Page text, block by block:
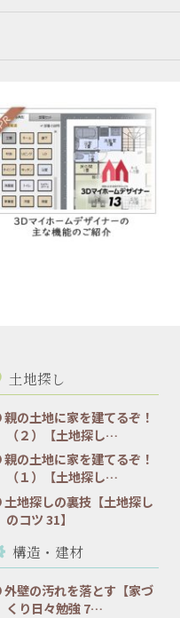
土地探し
親の土地に家を建てるぞ！
（２）【土地探し…
親の土地に家を建てるぞ！
（１）【土地探し…
土地探しの裏技【土地探し
のコツ 31】
構造・建材
外壁の汚れを落とす【家づ
くり日々勉強 7…